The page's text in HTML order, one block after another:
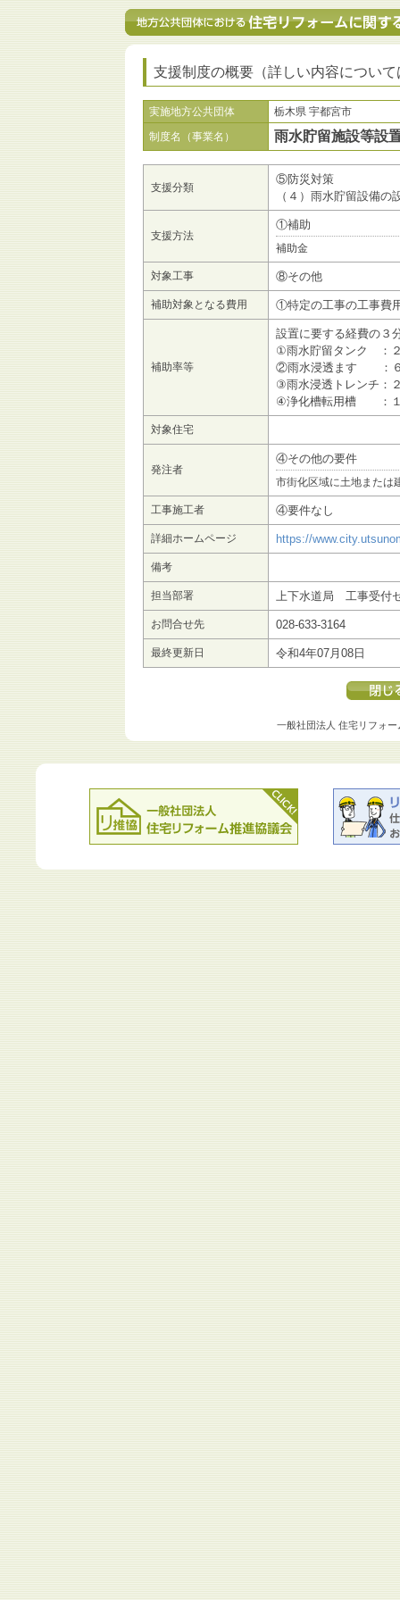
支援制度の概要（詳しい内容につい
実施地方公共団体
栃木県 宇都宮市
制度名（事業名）
雨水貯留施設等設
支援分類
⑤防災対策
（４）雨水貯留設備の
支援方法
①補助
補助金
対象工事 ⑧その他
補助対象となる費用 ①特定の工事の工事費
補助率等
設置に要する経費の３
①雨水貯留タンク ：２
②雨水浸透ます ：６
③雨水浸透トレンチ：
④浄化槽転用槽 ：１
対象住宅
発注者
④その他の要件
市街化区域に土地または
工事施工者 ④要件なし
詳細ホームページ https://
備考
担当部署 上下水道局 工事受付
お問合せ先 028-633-3164
最終更新日 令和4年07月08日
一般社団法人 住宅リフォー